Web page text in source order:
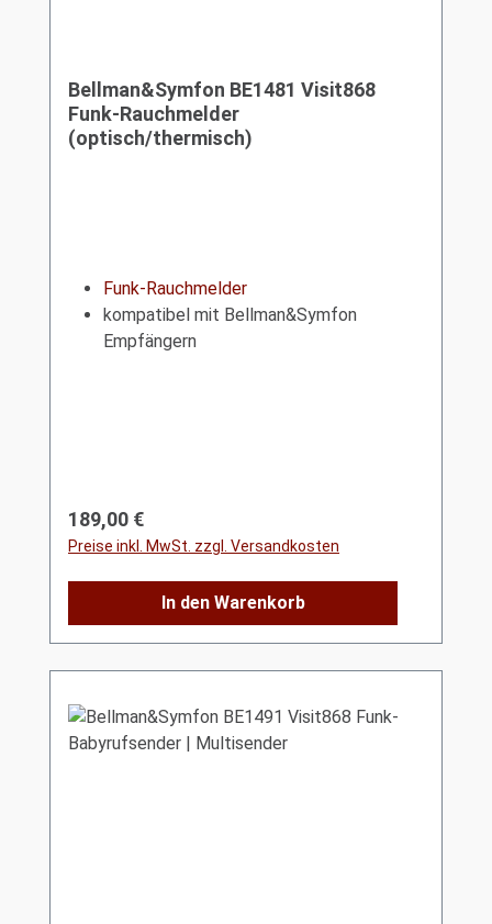
Bellman&Symfon BE1481 Visit868
Funk-Rauchmelder
(optisch/thermisch)
Funk-Rauchmelder
kompatibel mit Bellman&Symfon
Empfängern
Regulärer Preis:
189,00 €
Preise inkl. MwSt. zzgl. Versandkosten
In den Warenkorb